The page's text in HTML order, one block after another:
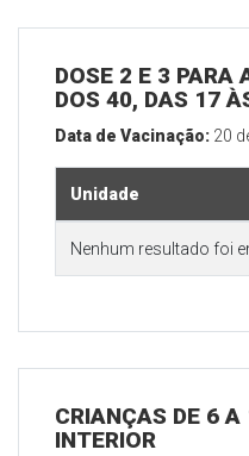
DOSE 2 E 3 PARA
DOS 40, DAS 17
Data de Vacinação: 20
Unidade
Nenhum resultado foi
CRIANÇAS DE 6
INTERIOR